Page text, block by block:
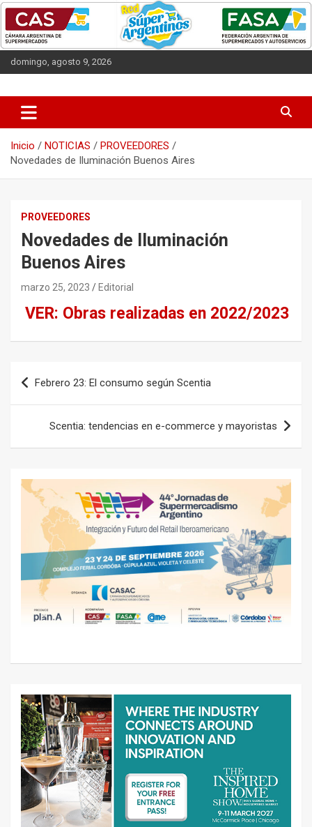
Saltar
contenido
domingo, agosto 9, 2026
CAS
Inicio NOTICIAS
PROVEEDORES
Novedades de Iluminación Buenos Aires
PROVEEDORES
Novedades de Iluminación
Buenos Aires
marzo 25, 2023 Editorial
VER: Obras realizadas en 2022/2023
Navegación
de
entradas
Febrero 23: El consumo según Scentia
Scentia: tendencias en e-commerce y mayoristas